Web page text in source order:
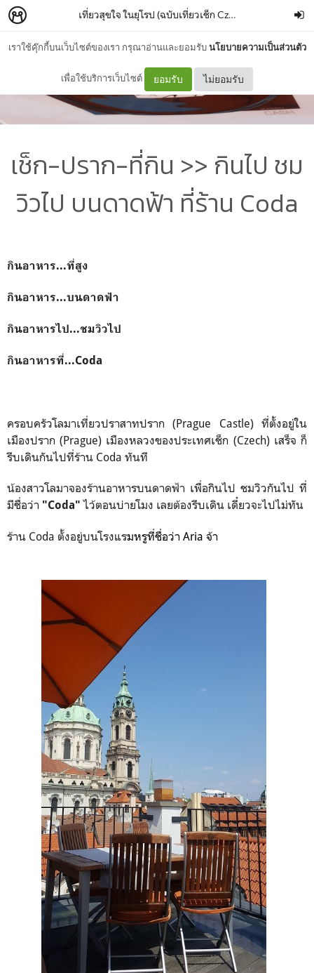
เราใช้คุ๊กกี้บนเว็บไซต์ของเรา กรุณาอ่านและยอมรับนโยบายความเป็นส่วนตัว
เพื่อใช้บริการเว็บไซต์ ยอมรับ ไม่ยอมรับ
เที่ยวสุขใจ ในยุโรป (ฉบับเที่ยวเช็ก Czech) โลมาป(ล)าสุข
เช็ก-ปราก-ที่กิน >> กินไป ชม
วิวไป บนดาดฟ้า ที่ร้าน Coda
กินอาหาร...ที่สูง
กินอาหาร...บนดาดฟ้า
กินอาหารไป...ชมวิวไป
กินอาหารที่...Coda
ครอบครัวโลมาเที่ยวปราสาทปราก (Prague Castle) ที่ตั้งอยู่ใน
เมืองปราก (Prague) เมืองหลวงของประเทศเช็ก (Czech) เสร็จ ก็
รีบเดินกันไปที่ร้าน Coda ทันที
น้องสาวโลมาจองร้านอาหารบนดาดฟ้า เพื่อกินไป ชมวิวกันไป ที่
มีชื่อว่า "Coda"ไว้ตอนบ่ายโมง เลยต้องรีบเดิน เดี๋ยวจะไปไม่ทัน
ร้าน Coda ตั้งอยู่บนโรงแรมหรูที่ชื่อว่า Aria จ้า